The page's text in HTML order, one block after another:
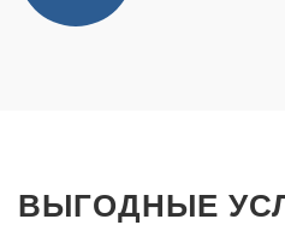
ВЫГОДНЫЕ